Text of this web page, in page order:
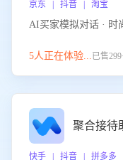
京东 | 抖音 | 淘宝
AI买家模拟对话 · 时
5人正在体验...已售
聚合接待
快手 | 抖音 | 拼多多